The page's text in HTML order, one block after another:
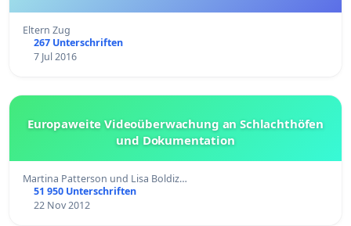
Eltern Zug
267 Unterschriften
7 Jul 2016
Europaweite Videoüberwachung an Schlachthöfen
und Dokumentation
Martina Patterson und Lisa Boldiz…
51 950 Unterschriften
22 Nov 2012